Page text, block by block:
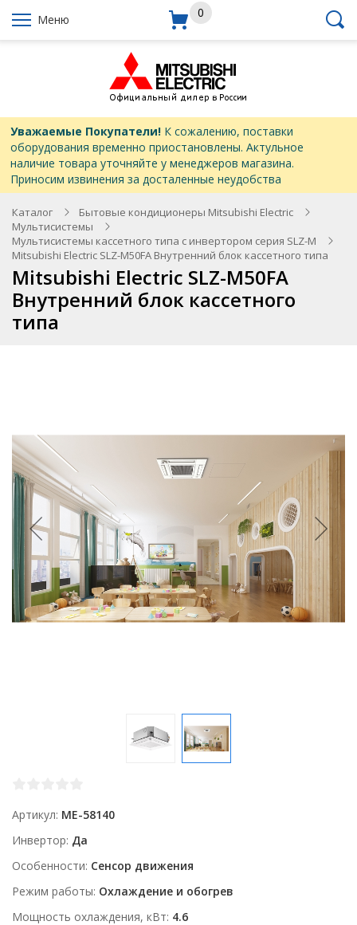
Меню 0
Уважаемые Покупатели!К сожалению, поставки
оборудования временно приостановлены. Актульное
наличие товара уточняйте у менеджеров магазина.
Приносим извинения за досталенные неудобства
Каталог
Бытовые кондиционеры Mitsubishi Electric
Мультисистемы
Мультисистемы кассетного типа с инвертором серия SLZ-M
Mitsubishi Electric SLZ-M50FA Внутренний блок кассетного типа
Mitsubishi Electric SLZ-M50FA
Внутренний блок кассетного
типа
Артикул ME-58140
Инвертор Да
Особенности Сенсор движения
Режим работы Охлаждение и обогрев
Мощность охлаждения, кВт 4.6